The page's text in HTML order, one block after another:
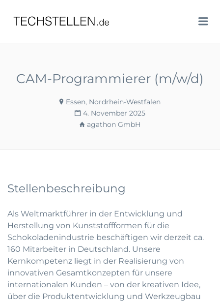
TECHSTELLEN.DE
CAM-Programmierer (m/w/d)
Essen, Nordrhein-Westfalen
4. November 2025
agathon GmbH
Stellenbeschreibung
Als Weltmarktführer in der Entwicklung und
Herstellung von Kunststoffformen für die
Schokoladenindustrie beschäftigen wir derzeit ca.
160 Mitarbeiter in Deutschland. Unsere
Kernkompetenz liegt in der Realisierung von
innovativen Gesamtkonzepten für unsere
internationalen Kunden – von der kreativen Idee,
über die Produktentwicklung und Werkzeugbau